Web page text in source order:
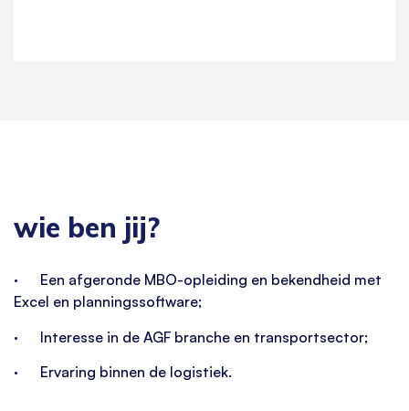
wie ben jij?
· Een afgeronde MBO-opleiding en bekendheid met
Excel en planningssoftware;
· Interesse in de AGF branche en transportsector;
· Ervaring binnen de logistiek.